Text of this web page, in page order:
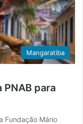
Mangaratiba
para
Fundação Mário